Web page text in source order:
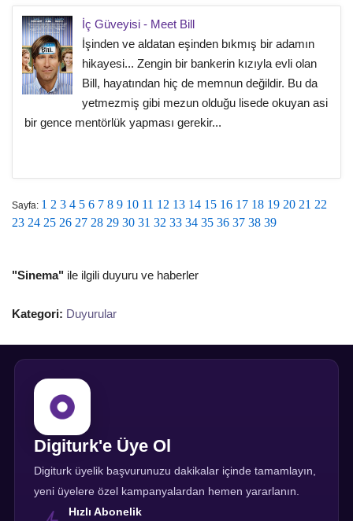
İç Güveyisi - Meet Bill
İşinden ve aldatan eşinden bıkmış bir adamın
hikayesi... Zengin bir bankerin kızıyla evli olan
Bill, hayatından hiç de memnun değildir. Bu da
yetmezmiş gibi mezun olduğu lisede okuyan asi
bir gence mentörlük yapması gerekir...
Sayfa: 1 2 3 4 5 6 7 8 9 10 11 12 13 14 15 16 17 18 19 20 21 22
23 24 25 26 27 28 29 30 31 32 33 34 35 36 37 38 39
"Sinema" ile ilgili duyuru ve haberler
Kategori: Duyurular
Digiturk'e Üye Ol
Digiturk üyelik başvurunuzu dakikalar içinde tamamlayın,
yeni üyelere özel kampanyalardan hemen yararlanın.
Hızlı Abonelik